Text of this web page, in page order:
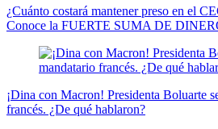
¿Cuánto costará mantener preso en el
Conoce la FUERTE SUMA DE
¡Dina con Macron! Presidenta Boluarte
francés. ¿De qué hablaron?